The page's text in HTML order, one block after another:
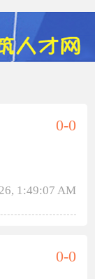
0-0
1:49:07 AM
0-0